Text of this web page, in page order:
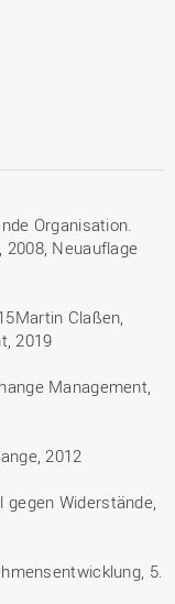
Organisation.
2008, Neuauflage
Claßen,
2019
Management,
2012
Widerstände,
5.